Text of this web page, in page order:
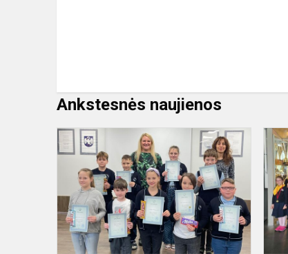
Ankstesnės naujienos
Anglų
kalbos